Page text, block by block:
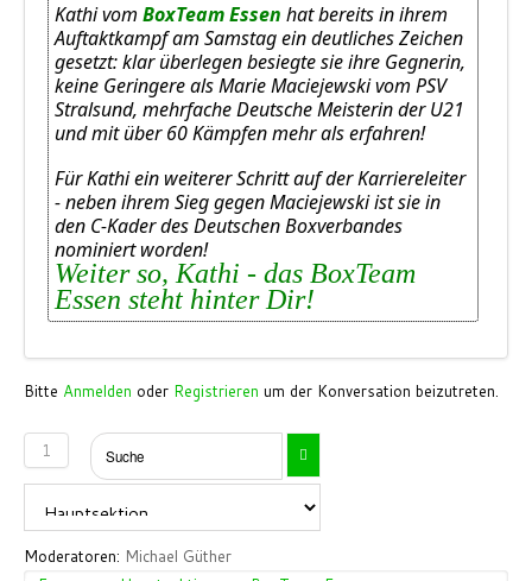
Kathi vom BoxTeam Essen hat bereits in ihrem
Auftaktkampf am Samstag ein deutliches Zeichen
gesetzt: klar überlegen besiegte sie ihre Gegnerin,
keine Geringere als Marie Maciejewski vom PSV
Stralsund, mehrfache Deutsche Meisterin der U21
und mit über 60 Kämpfen mehr als erfahren!
Für Kathi ein weiterer Schritt auf der Karriereleiter
- neben ihrem Sieg gegen Maciejewski ist sie in
den C-Kader des Deutschen Boxverbandes
nominiert worden!
Weiter so, Kathi - das BoxTeam
Essen steht hinter Dir!
Bitte Anmelden oder Registrieren um der Konversation beizutreten.
1
Moderatoren: Michael Güther